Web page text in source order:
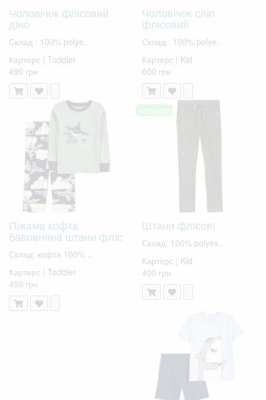
Чоловічок флісовий
діно
Склад : 100% polye..
Картерс | Toddler
490 грн
Чоловічок сліп
флісовий
Склад : 100% polye..
Картерс | Kid
600 грн
Піжама кофта
бавовняна штани фліс
Склад: кофта 100% ..
Картерс | Toddler
450 грн
новинка!
Штани флісові
Склад: 100% polyes..
Картерс | Kid
400 грн